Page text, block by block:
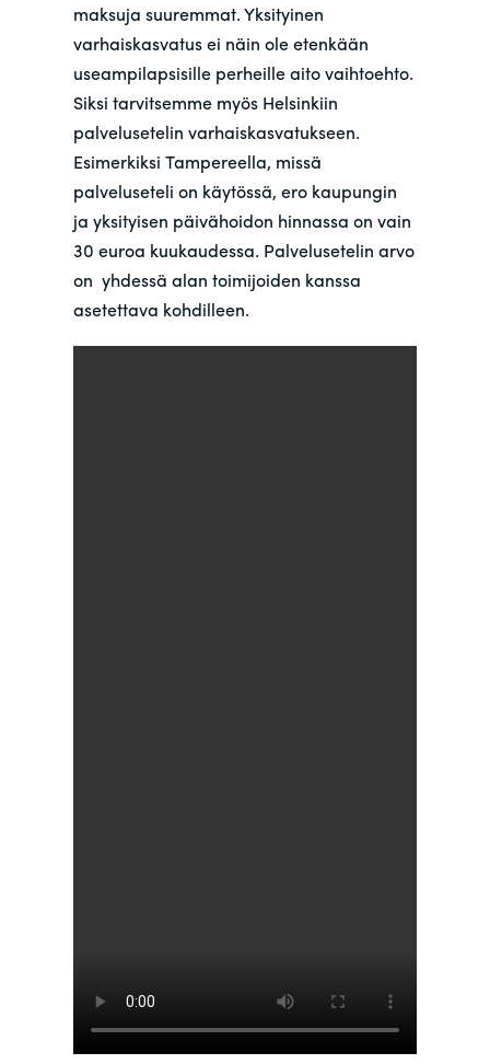
maksuja suuremmat. Yksityinen
varhaiskasvatus ei näin ole etenkään
useampilapsisille perheille aito vaihtoehto.
Siksi tarvitsemme myös Helsinkiin
palvelusetelin varhaiskasvatukseen.
Esimerkiksi Tampereella, missä
palveluseteli on käytössä, ero kaupungin
ja yksityisen päivähoidon hinnassa on vain
30 euroa kuukaudessa. Palvelusetelin arvo
on yhdessä alan toimijoiden kanssa
asetettava kohdilleen.